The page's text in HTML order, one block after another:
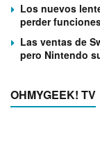
Los nuevos
perder
Las ventas de
pero Nintendo
OHMYGEEK! TV